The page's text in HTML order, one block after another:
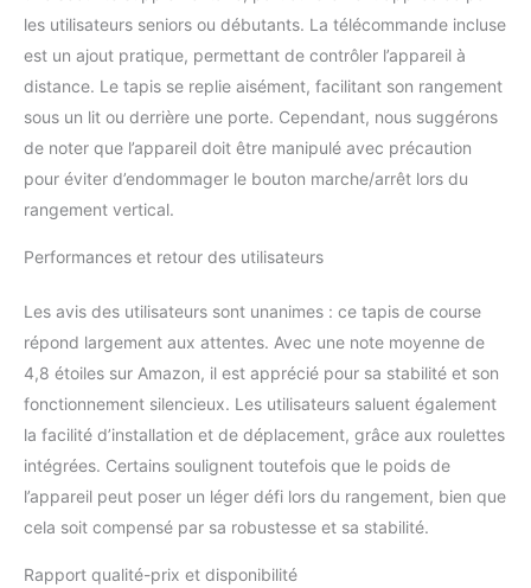
parleur Bluetooth du tapis
roulant via Bluetooth et
vous pourrez profiter
d'une musique
faisant de l'exercice.
Vous pouvez également
tenir les capteurs
roulant avec les deux
secondes pour détecter
cardiaque et surveiller
votre état de santé
pendant l'exercice en
temps réel. 【Moteur
système d'absorption
des chocs 】 le tapis
roulant électrique est livré
de 2,5 HP qui offre une
les utilisateurs seniors ou débutants. La télécommande incluse
est un ajout pratique, permettant de contrôler l’appareil à
distance. Le tapis se replie aisément, facilitant son rangement
sous un lit ou derrière une porte. Cependant, nous suggérons
de noter que l’appareil doit être manipulé avec précaution
pour éviter d’endommager le bouton marche/arrêt lors du
rangement vertical.
Performances et retour des utilisateurs
Les avis des utilisateurs sont unanimes : ce tapis de course
répond largement aux attentes. Avec une note moyenne de
4,8 étoiles sur Amazon, il est apprécié pour sa stabilité et son
fonctionnement silencieux. Les utilisateurs saluent également
la facilité d’installation et de déplacement, grâce aux roulettes
intégrées. Certains soulignent toutefois que le poids de
l’appareil peut poser un léger défi lors du rangement, bien que
cela soit compensé par sa robustesse et sa stabilité.
Rapport qualité-prix et disponibilité